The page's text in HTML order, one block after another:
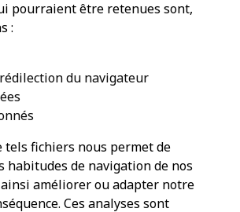
pourraient être retenues sont,
:
du navigateur
tels fichiers nous permet de
habitudes de navigation de nos
améliorer ou adapter notre
Ces analyses sont